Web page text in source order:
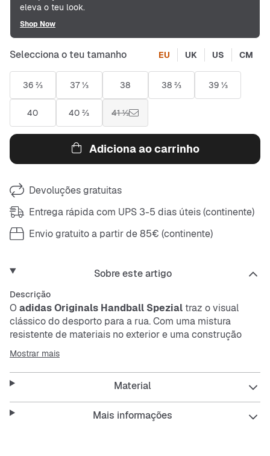
eleva o teu look.
Shop Now
Selecciona o teu tamanho EU UK US CM
36 ⅔ 37 ⅓ 38 38 ⅔ 39 ⅓
40 40 ⅔ 41 ⅓
Adiciona ao carrinho
Devoluções gratuitas
Entrega rápida com UPS 3-5 dias úteis (continente)
Envio gratuito a partir de 85€ (continente)
Sobre este artigo
Descrição
O adidas Originals Handball Spezial traz o visual
clássico do desporto para a rua. Com uma mistura
resistente de materiais no exterior e uma construção
respirável, é duradouro e confortável de usar. A sola de
borracha oferece boa aderência, enquanto os detalhes
em tons pastéis dão um toque fresco.
Características:
Mostrar mais
Material
Mais informações